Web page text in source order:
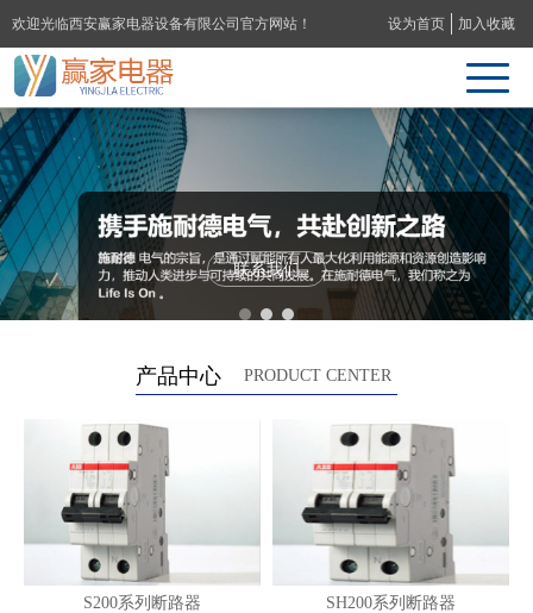
欢迎光临西安赢家电器设备有限公司官方网站！ 设为首页 加入收藏
联系我们
产品中心 PRODUCT CENTER
S200系列断路器 SH200系列断路器